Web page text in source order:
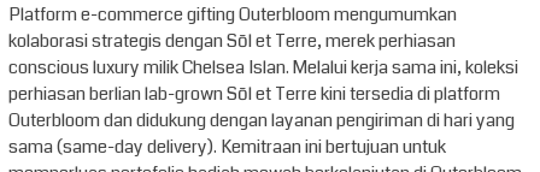
Platform e-commerce gifting Outerbloom mengumumkan
kolaborasi strategis dengan Sōl et Terre, merek perhiasan
conscious luxury milik Chelsea Islan. Melalui kerja sama ini, koleksi
perhiasan berlian lab-grown Sōl et Terre kini tersedia di platform
Outerbloom dan didukung dengan layanan pengiriman di hari yang
sama (same-day delivery). Kemitraan ini bertujuan untuk